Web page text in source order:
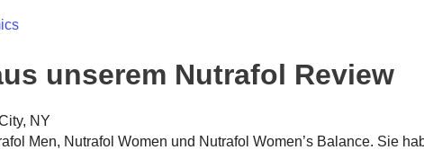
unserem Nutrafol Review
NY
Men, Nutrafol Women und Nutrafol Women’s Balance. Sie